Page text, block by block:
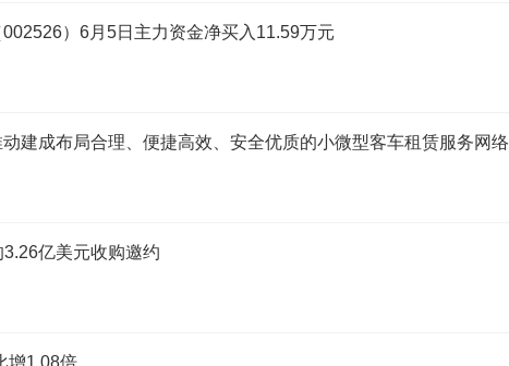
）6月5日主力资金净买入11.59万元
建成布局合理、便捷高效、安全优质的小微型客车租赁服务网络
亿美元收购邀约
增1.08倍